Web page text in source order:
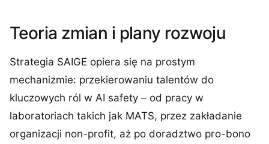
Teoria zmian i plany rozwoju
Strategia SAIGE opiera się na prostym
mechanizmie: przekierowaniu talentów do
kluczowych ról w AI safety – od pracy w
laboratoriach takich jak MATS, przez zakładanie
organizacji non-profit, aż po doradztwo pro-bono